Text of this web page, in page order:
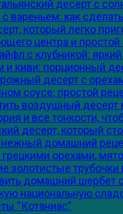
десерт с
как
который легко
центра и
с клубникой:
киви: порционный
десерт с
соусе: простой
воздушный десерт
и все тонкости,
десерт, который
домашний
орехами,
золотистые
домашний шербет
национальную
“Котаниас”